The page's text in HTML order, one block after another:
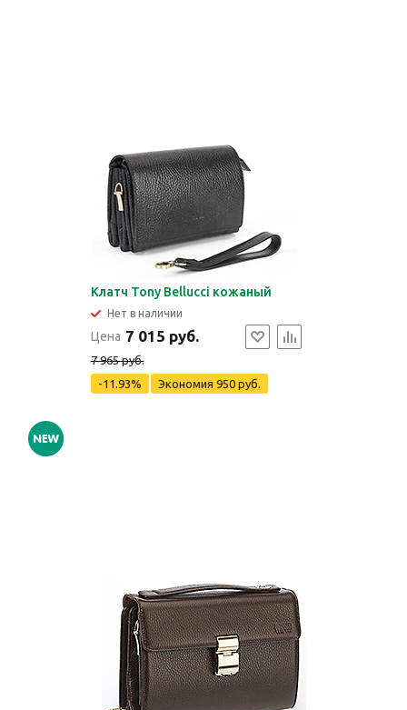
Клатч Tony Bellucci кожаный
Нет в наличии
Цена 7 015 руб.
7 965 руб.
-11.93%
Экономия 950 руб.